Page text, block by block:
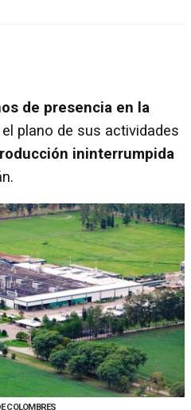
de presencia en la
plano de sus actividades
ininterrumpida
COLOMBRES